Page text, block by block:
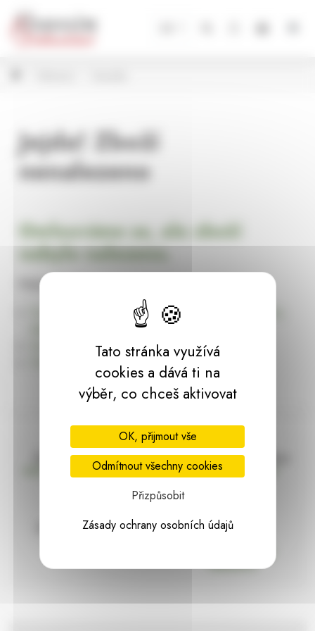
Jejda! Zboží
nenalezeno
Omlouváme se, ale zboží
nebylo nalezeno.
Pokračujte na
Úvodní stránku Dekorace, bytové a zahradní doplňky,
dárky | HARASIM.info
Doprava zdarma
nad 2000 Kč bez DPH
Vše máme skladem
Ihned k odeslání
97% hodnocení Zásilka pod
Panel pro správu cookies
Tato stránka využívá
cookies a dává ti na
výběr, co chceš aktivovat
OK, přijmout vše
Odmítnout všechny cookies
Přizpůsobit
Zásady ochrany osobních údajů